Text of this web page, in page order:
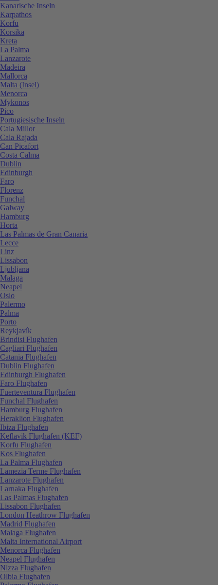
Kanarische Inseln
Karpathos
Korfu
Korsika
Kreta
La Palma
Lanzarote
Madeira
Mallorca
Malta (Insel)
Menorca
Mykonos
Pico
Portugiesische Inseln
Cala Millor
Cala Rajada
Can Picafort
Costa Calma
Dublin
Edinburgh
Faro
Florenz
Funchal
Galway
Hamburg
Horta
Las Palmas de Gran Canaria
Lecce
Linz
Lissabon
Ljubljana
Malaga
Neapel
Oslo
Palermo
Palma
Porto
Reykjavík
Brindisi Flughafen
Cagliari Flughafen
Catania Flughafen
Dublin Flughafen
Edinburgh Flughafen
Faro Flughafen
Fuerteventura Flughafen
Funchal Flughafen
Hamburg Flughafen
Heraklion Flughafen
Ibiza Flughafen
Keflavik Flughafen (KEF)
Korfu Flughafen
Kos Flughafen
La Palma Flughafen
Lamezia Terme Flughafen
Lanzarote Flughafen
Larnaka Flughafen
Las Palmas Flughafen
Lissabon Flughafen
London Heathrow Flughafen
Madrid Flughafen
Malaga Flughafen
Malta International Airport
Menorca Flughafen
Neapel Flughafen
Nizza Flughafen
Olbia Flughafen